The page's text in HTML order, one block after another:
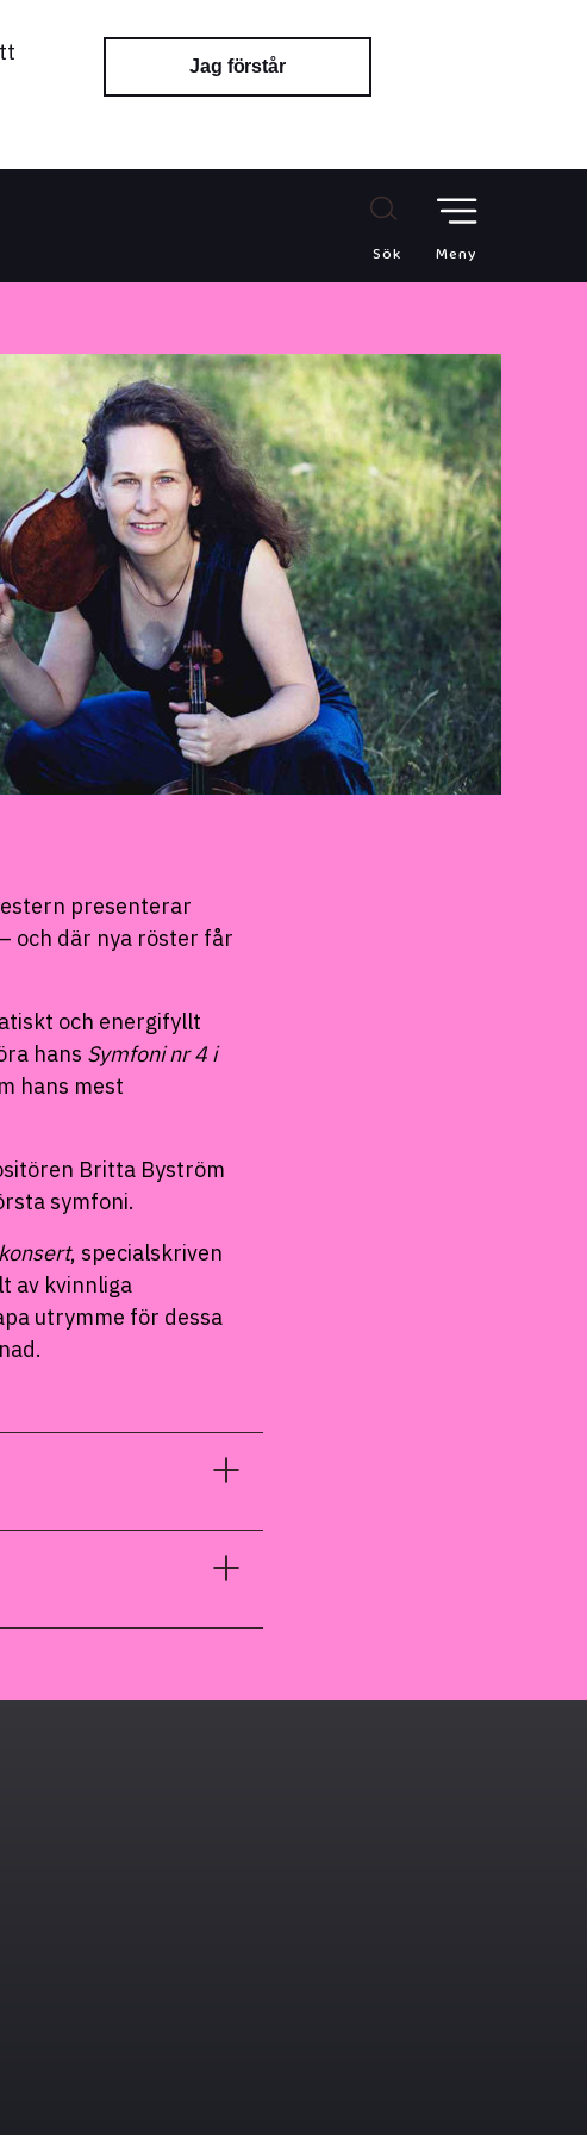
Jag förstår
Sök Meny
presenterar
och där nya röster får
och energifyllt
hans Symfoni nr 4 i
hans mest
Britta Byström
symfoni.
, specialskriven
av kvinnliga
utrymme för dessa